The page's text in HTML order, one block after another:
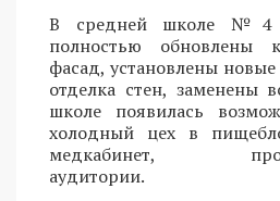
В средней школе №4
полностью обновлены
фасад, установлены
отделка стен, заменены
школе появилась
холодный цех в
медкабинет,
аудитории.